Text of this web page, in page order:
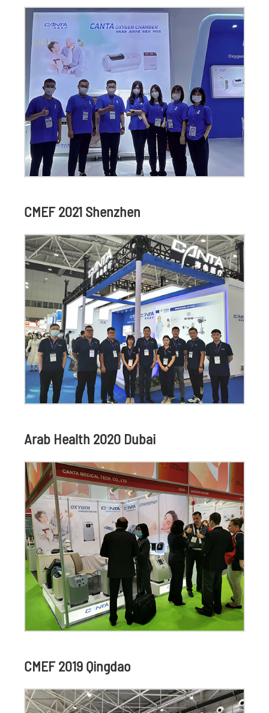
CMEF 2021 Shenzhen
Arab Health 2020 Dubai
CMEF 2019 Qingdao